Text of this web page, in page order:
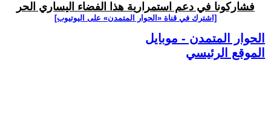
فشاركونا في دعم استمرارية هذا الفضاء اليساري الحر
[اشترك في قناة ‫«الحوار المتمدن» على اليوتيوب]
الحوار المتمدن - موبايل
الموقع الرئيسي